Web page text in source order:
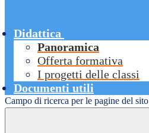
Didattica
Panoramica
Offerta formativa
I progetti delle classi
Documenti utili
Campo di ricerca per le pagine del sito